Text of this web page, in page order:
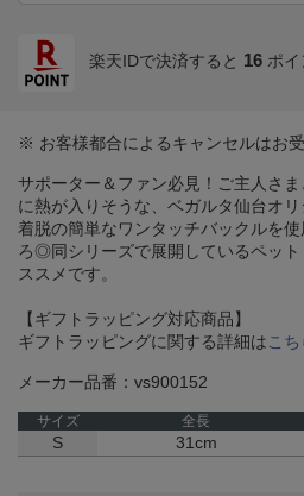
楽天IDで決済すると 16 ポ
※ お客様都合によるキャンセルはお受
サポーター＆ファン必見！ご主人さ
に熱が入りそうな、ベガルタ仙台オリ
着脱の簡単なワンタッチバックルを
ろ◎同シリーズで展開しているペッ
ススメです。
【ギフトラッピング対応商品】
ギフトラッピングに関する詳細はこち
メーカー品番：vs900152
サイズ 全長
S 31cm